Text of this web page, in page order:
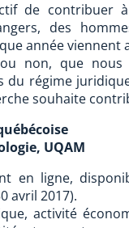
de contribuer
des
année
non, que
du régime
souhaite
UQAM
en ligne,
avril 2017).
activité